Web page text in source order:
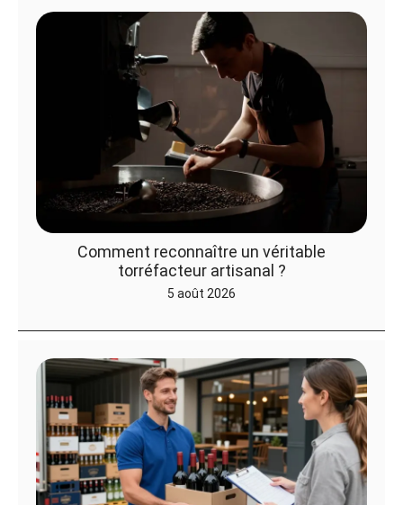
Comment reconnaître un véritable
torréfacteur artisanal ?
5 août 2026